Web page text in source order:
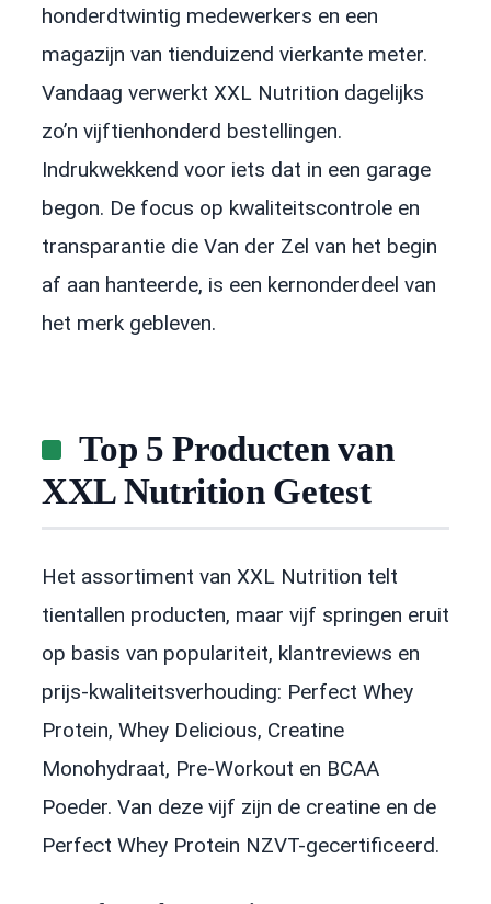
honderdtwintig medewerkers en een
magazijn van tienduizend vierkante meter.
Vandaag verwerkt XXL Nutrition dagelijks
zo’n vijftienhonderd bestellingen.
Indrukwekkend voor iets dat in een garage
begon. De focus op kwaliteitscontrole en
transparantie die Van der Zel van het begin
af aan hanteerde, is een kernonderdeel van
het merk gebleven.
Top 5 Producten van
XXL Nutrition Getest
Het assortiment van XXL Nutrition telt
tientallen producten, maar vijf springen eruit
op basis van populariteit, klantreviews en
prijs-kwaliteitsverhouding: Perfect Whey
Protein, Whey Delicious, Creatine
Monohydraat, Pre-Workout en BCAA
Poeder. Van deze vijf zijn de creatine en de
Perfect Whey Protein NZVT-gecertificeerd.